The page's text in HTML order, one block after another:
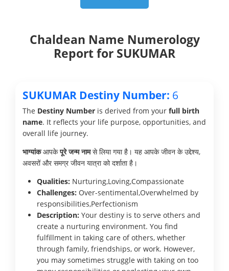
Chaldean Name Numerology
Report for SUKUMAR
SUKUMAR Destiny Number: 6
The Destiny Number is derived from your full birth
name. It reflects your life purpose, opportunities, and
overall life journey.
भाग्यांकआपकेपूरे जन्म नामसे लिया गया है। यह आपके जीवन के उद्देश्य,
अवसरों और समग्र जीवन यात्रा को दर्शाता है।
Qualities: Nurturing,Loving,Compassionate
Challenges: Over-sentimental,Overwhelmed by
responsibilities,Perfectionism
Description: Your destiny is to serve others and
create a nurturing environment. You find
fulfillment in taking care of others, whether
through family, friendships, or work. However,
you may sometimes struggle with taking on too